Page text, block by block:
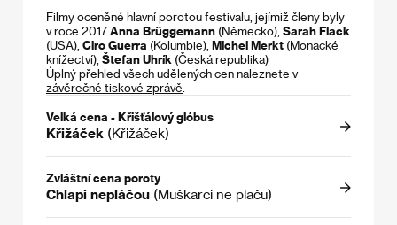
Filmy oceněné hlavní porotou festivalu, jejímiž členy byly
v roce 2017 Anna Brüggemann (Německo), Sarah Flack
(USA), Ciro Guerra (Kolumbie), Michel Merkt (Monacké
knížectví), Štefan Uhrík (Česká republika)
Úplný přehled všech udělených cen naleznete v
závěrečné tiskové zprávě
Velká cena - Křišťálový glóbus
Křižáček (Křižáček)
Zvláštní cena poroty
Chlapi nepláčou (Muškarci ne plaču)